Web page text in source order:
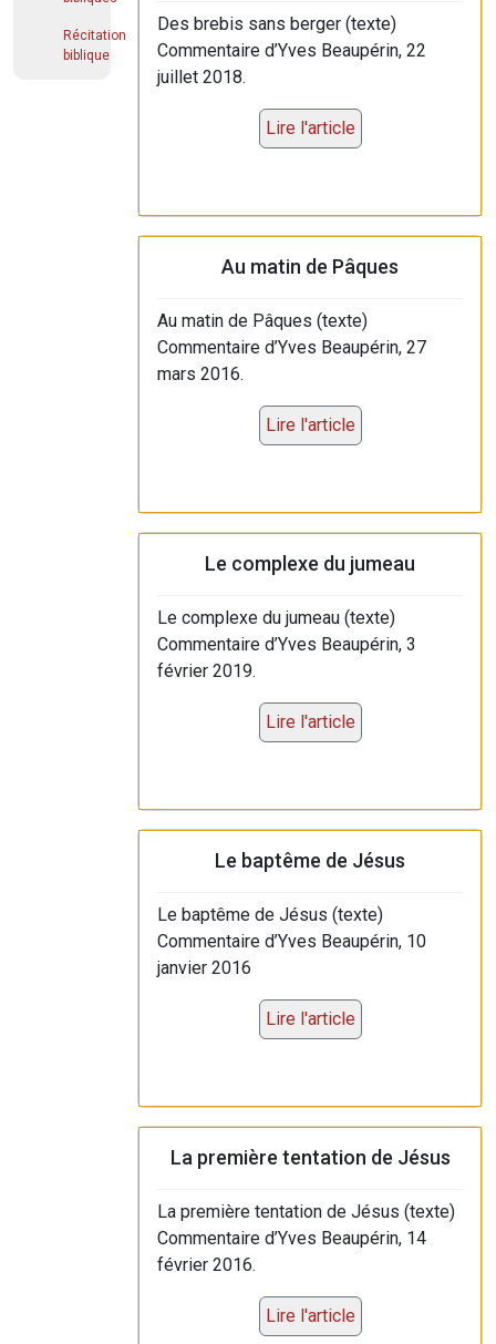
Récitation
biblique
Des brebis sans berger (texte)
Commentaire d’Yves Beaupérin, 22
juillet 2018.
Lire l'article
Au matin de Pâques
Au matin de Pâques (texte)
Commentaire d’Yves Beaupérin, 27
mars 2016.
Lire l'article
Le complexe du jumeau
Le complexe du jumeau (texte)
Commentaire d’Yves Beaupérin, 3
février 2019.
Lire l'article
Le baptême de Jésus
Le baptême de Jésus (texte)
Commentaire d’Yves Beaupérin, 10
janvier 2016
Lire l'article
La première tentation de Jésus
La première tentation de Jésus (texte)
Commentaire d’Yves Beaupérin, 14
février 2016.
Lire l'article